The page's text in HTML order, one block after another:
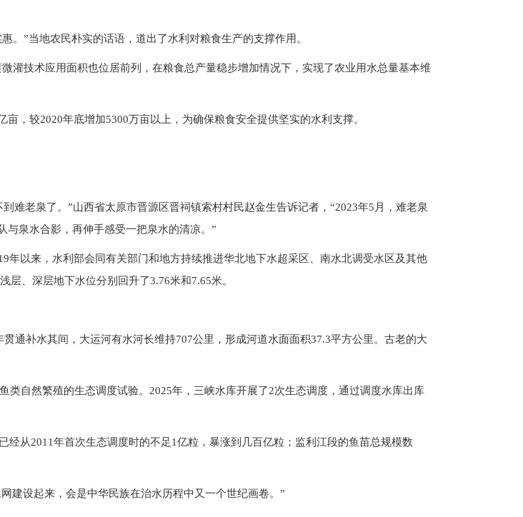
。”当地农民朴实的话语，道出了水利对粮食生产的支撑作用。
灌技术应用面积也位居前列，在粮食总产量稳步增加情况下，实现了农业用水总量基本维
，较2020年底增加5300万亩以上，为确保粮食安全提供坚实的水利支撑。
难老泉了。”山西省太原市晋源区晋祠镇索村村民赵金生告诉记者，“2023年5月，难老泉
与泉水合影，再伸手感受一把泉水的清凉。”
以来，水利部会同有关部门和地方持续推进华北地下水超采区、南水北调受水区及其他
、深层地下水位分别回升了3.76米和7.65米。
通补水其间，大运河有水河长维持707公里，形成河道水面面积37.3平方公里。古老的大
类自然繁殖的生态调度试验。2025年，三峡水库开展了2次生态调度，通过调度水库出库
从2011年首次生态调度时的不足1亿粒，暴涨到几百亿粒；监利江段的鱼苗总规模数
建设起来，会是中华民族在治水历程中又一个世纪画卷。”